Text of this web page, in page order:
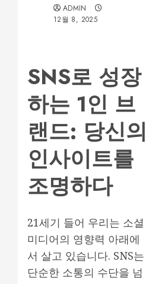
ADMIN
12월 8, 2025
SNS로 성장
하는 1인 브
랜드: 당신의
인사이트를
조명하다
21세기 들어 우리는 소셜
미디어의 영향력 아래에
서 살고 있습니다. SNS는
단순한 소통의 수단을 넘